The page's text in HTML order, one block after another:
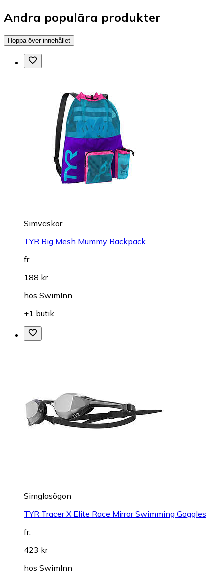
Andra populära produkter
Hoppa över innehållet
Simväskor
TYR Big Mesh Mummy Backpack
fr.
188 kr
hos SwimInn
+1 butik
Simglasögon
TYR Tracer X Elite Race Mirror Swimming Goggles
fr.
423 kr
hos SwimInn